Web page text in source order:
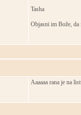
Tasha
Objasni im Bože, da
Aaaaaa rana je na